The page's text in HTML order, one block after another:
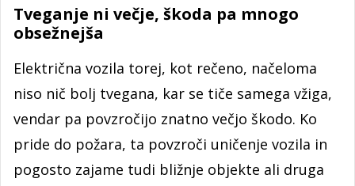
Tveganje ni večje, škoda pa mnogo
obsežnejša
Električna vozila torej, kot rečeno, načeloma
niso nič bolj tvegana, kar se tiče samega vžiga,
vendar pa povzročijo znatno večjo škodo. Ko
pride do požara, ta povzroči uničenje vozila in
pogosto zajame tudi bližnje objekte ali druga